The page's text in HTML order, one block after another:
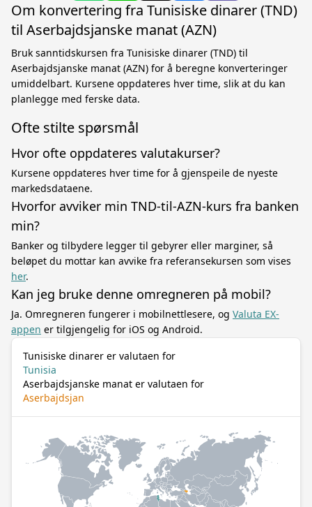
Om konvertering fra Tunisiske dinarer (TND)
til Aserbajdsjanske manat (AZN)
Bruk sanntidskursen fra Tunisiske dinarer (TND) til
Aserbajdsjanske manat (AZN) for å beregne konverteringer
umiddelbart. Kursene oppdateres hver time, slik at du kan
planlegge med ferske data.
Ofte stilte spørsmål
Hvor ofte oppdateres valutakurser?
Kursene oppdateres hver time for å gjenspeile de nyeste
markedsdataene.
Hvorfor avviker min TND-til-AZN-kurs fra banken
min?
Banker og tilbydere legger til gebyrer eller marginer, så
beløpet du mottar kan avvike fra referansekursen som vises
her.
Kan jeg bruke denne omregneren på mobil?
Ja. Omregneren fungerer i mobilnettlesere, og Valuta EX-
appen er tilgjengelig for iOS og Android.
Tunisiske dinarer er valutaen for
Tunisia
Aserbajdsjanske manat er valutaen for
Aserbajdsjan